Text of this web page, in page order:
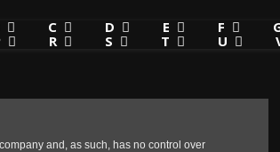
C D E F
R S T U